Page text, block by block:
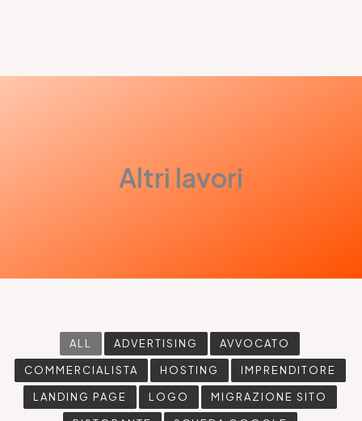
Altri lavori
ALL ADVERTISING AVVOCATO
COMMERCIALISTA HOSTING IMPRENDITORE
LANDING PAGE LOGO MIGRAZIONE SITO